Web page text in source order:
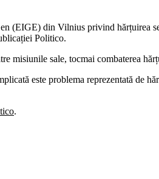
(EIGE) din Vilnius privind hărțuirea
Politico.
misiunile sale, tocmai combaterea
este problema reprezentată de
.